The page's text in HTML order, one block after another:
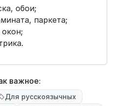
обои;
паркета;
важное:
Для русскоязычных